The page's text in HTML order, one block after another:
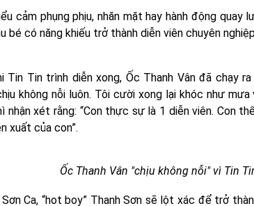
cảm phụng phịu, nhăn mặt hay hành động quay
bé có năng khiếu trở thành diễn viên chuyên
Tin Tin trình diễn xong, Ốc Thanh Vân đã chạy
không nỗi luôn. Tôi cười xong lại khóc như mưa
nhận xét rằng: “Con thực sự là 1 diễn viên. Con
xuất của con”.
Ốc Thanh Vân "chịu không nỗi" vì Tin
Ca, “hot boy” Thanh Sơn sẽ lột xác để trở